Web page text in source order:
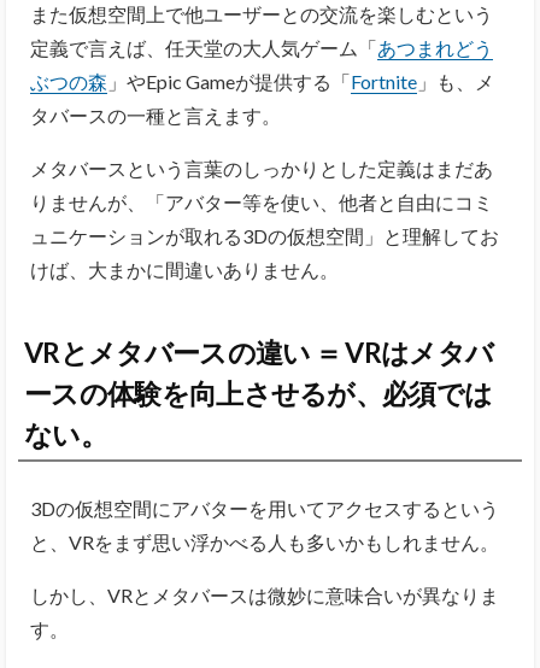
また仮想空間上で他ユーザーとの交流を楽しむという
定義で言えば、任天堂の大人気ゲーム「あつまれどう
ぶつの森 」やEpic Gameが提供する「Fortnite 」も、メ
タバースの一種と言えます。
メタバースという言葉のしっかりとした定義はまだあ
りませんが、「アバター等を使い、他者と自由にコミ
ュニケーションが取れる3Dの仮想空間」と理解してお
けば、大まかに間違いありません。
VRとメタバースの違い ＝ VRはメタバ
ースの体験を向上させるが、必須では
ない。
3Dの仮想空間にアバターを用いてアクセスするという
と、VRをまず思い浮かべる人も多いかもしれません。
しかし、VRとメタバースは微妙に意味合いが異なりま
す。